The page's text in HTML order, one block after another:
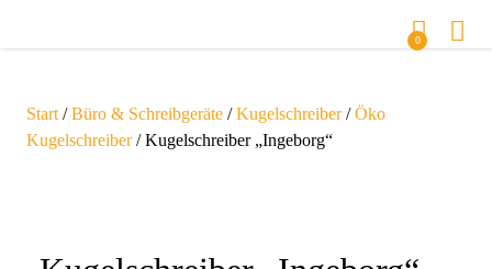
0
Start /Büro & Schreibgeräte /Kugelschreiber/Öko
Kugelschreiber/ Kugelschreiber „Ingeborg“